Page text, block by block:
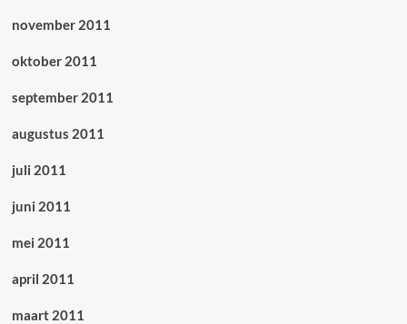
november 2011
oktober 2011
september 2011
augustus 2011
juli 2011
juni 2011
mei 2011
april 2011
maart 2011